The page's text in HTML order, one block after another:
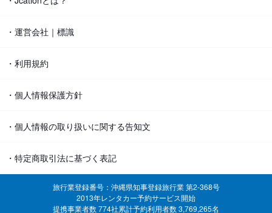
・運営会社｜標識
・利用規約
・個人情報保護方針
・個人情報の取り扱いに関する告知文
・特定商取引法に基づく表記
旅行業登録番号：沖縄県知事登録旅行業 第2-368号
2013年レンタカー予約サービス開始
提携事業者数 774社累計予約利用者数 3,769,265名